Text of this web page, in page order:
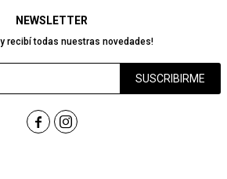
NEWSLETTER
recibí todas nuestras novedades!
SUSCRIBIRME
 